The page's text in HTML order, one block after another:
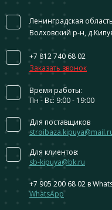
Ленинградская
Волховский р-н,
+7 812 740 68 02
Заказать звонок
Время работы:
Пн - Вс: 9:00 - 19:00
Для поставщиков
Для клиентов:
sb-kipuya@bk.ru
+7 905 200 68 02 в
WhatsApp